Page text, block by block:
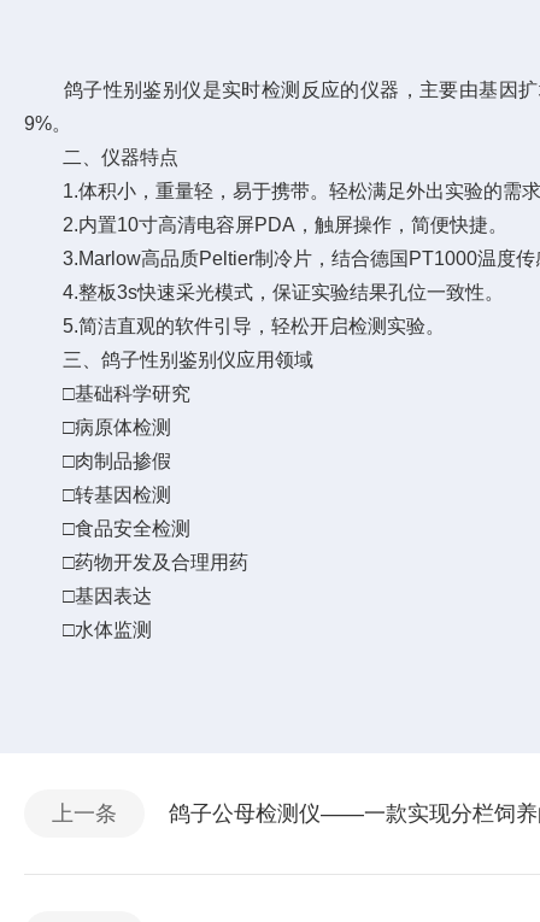
鸽子性别鉴别仪是实时检测反应的仪器，主要由基因扩
9%。
二、仪器特点
1.体积小，重量轻，易于携带。轻松满足外出实验的需
2.内置10寸高清电容屏PDA，触屏操作，简便快捷。
3.Marlow高品质Peltier制冷片，结合德国PT1000温度传
4.整板3s快速采光模式，保证实验结果孔位一致性。
5.简洁直观的软件引导，轻松开启检测实验。
三、鸽子性别鉴别仪应用领域
□基础科学研究
□病原体检测
□肉制品掺假
□转基因检测
□食品安全检测
□药物开发及合理用药
□基因表达
□水体监测
上一条 鸽子公母检测仪——一款实现分栏饲